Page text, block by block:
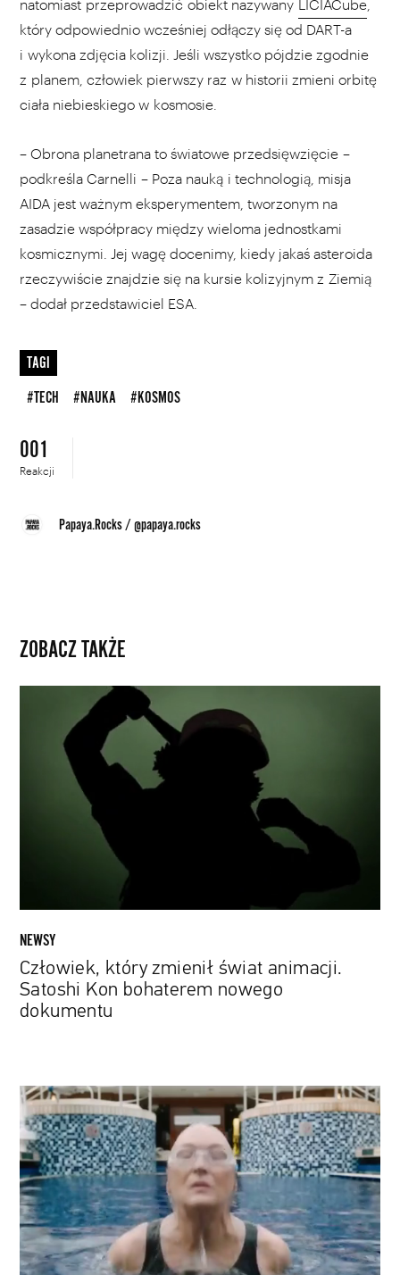
natomiast przeprowadzić obiekt nazywany LICIACube
który odpowiednio wcześniej odłączy się od DART-a
i wykona zdjęcia kolizji. Jeśli wszystko pójdzie zgodnie
z planem, człowiek pierwszy raz w historii zmieni orbitę
ciała niebieskiego w kosmosie.
– Obrona planetrana to światowe przedsięwzięcie –
podkreśla Carnelli – Poza nauką i technologią, misja
AIDA jest ważnym eksperymentem, tworzonym na
zasadzie współpracy między wieloma jednostkami
kosmicznymi. Jej wagę docenimy, kiedy jakaś asteroida
rzeczywiście znajdzie się na kursie kolizyjnym z Ziemią
– dodał przedstawiciel ESA.
TAGI
#TECH #NAUKA #KOSMOS
001
Reakcji
Papaya.Rocks /@papaya.rocks
ZOBACZ TAKŻE
NEWSY
Człowiek, który zmienił świat animacji.
Satoshi Kon bohaterem nowego
dokumentu
Meryl
Streep
zagrała
w
komedii
Stevena
Soderbergha.
Zobacz
zwiastun